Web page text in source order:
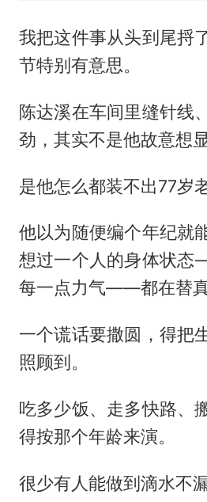
我把这件事从头到尾捋
节特别有意思。
陈达溪在车间里缝针线
劲，其实不是他故意想显
是他怎么都装不出77岁
他以为随便编个年纪就
想过一个人的身体状态
每一点力气——都在替真
一个谎话要撒圆，得把
照顾到。
吃多少饭、走多快路、
得按那个年龄来演。
很少有人能做到滴水不漏